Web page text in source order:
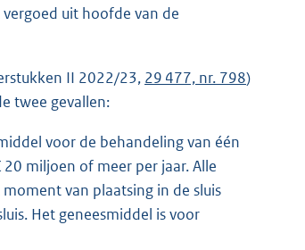
uit hoofde van de
II 2022/23, 29 477, nr. 798)
twee gevallen:
voor de behandeling van één
miljoen of meer per jaar. Alle
van plaatsing in de sluis
Het geneesmiddel is voor